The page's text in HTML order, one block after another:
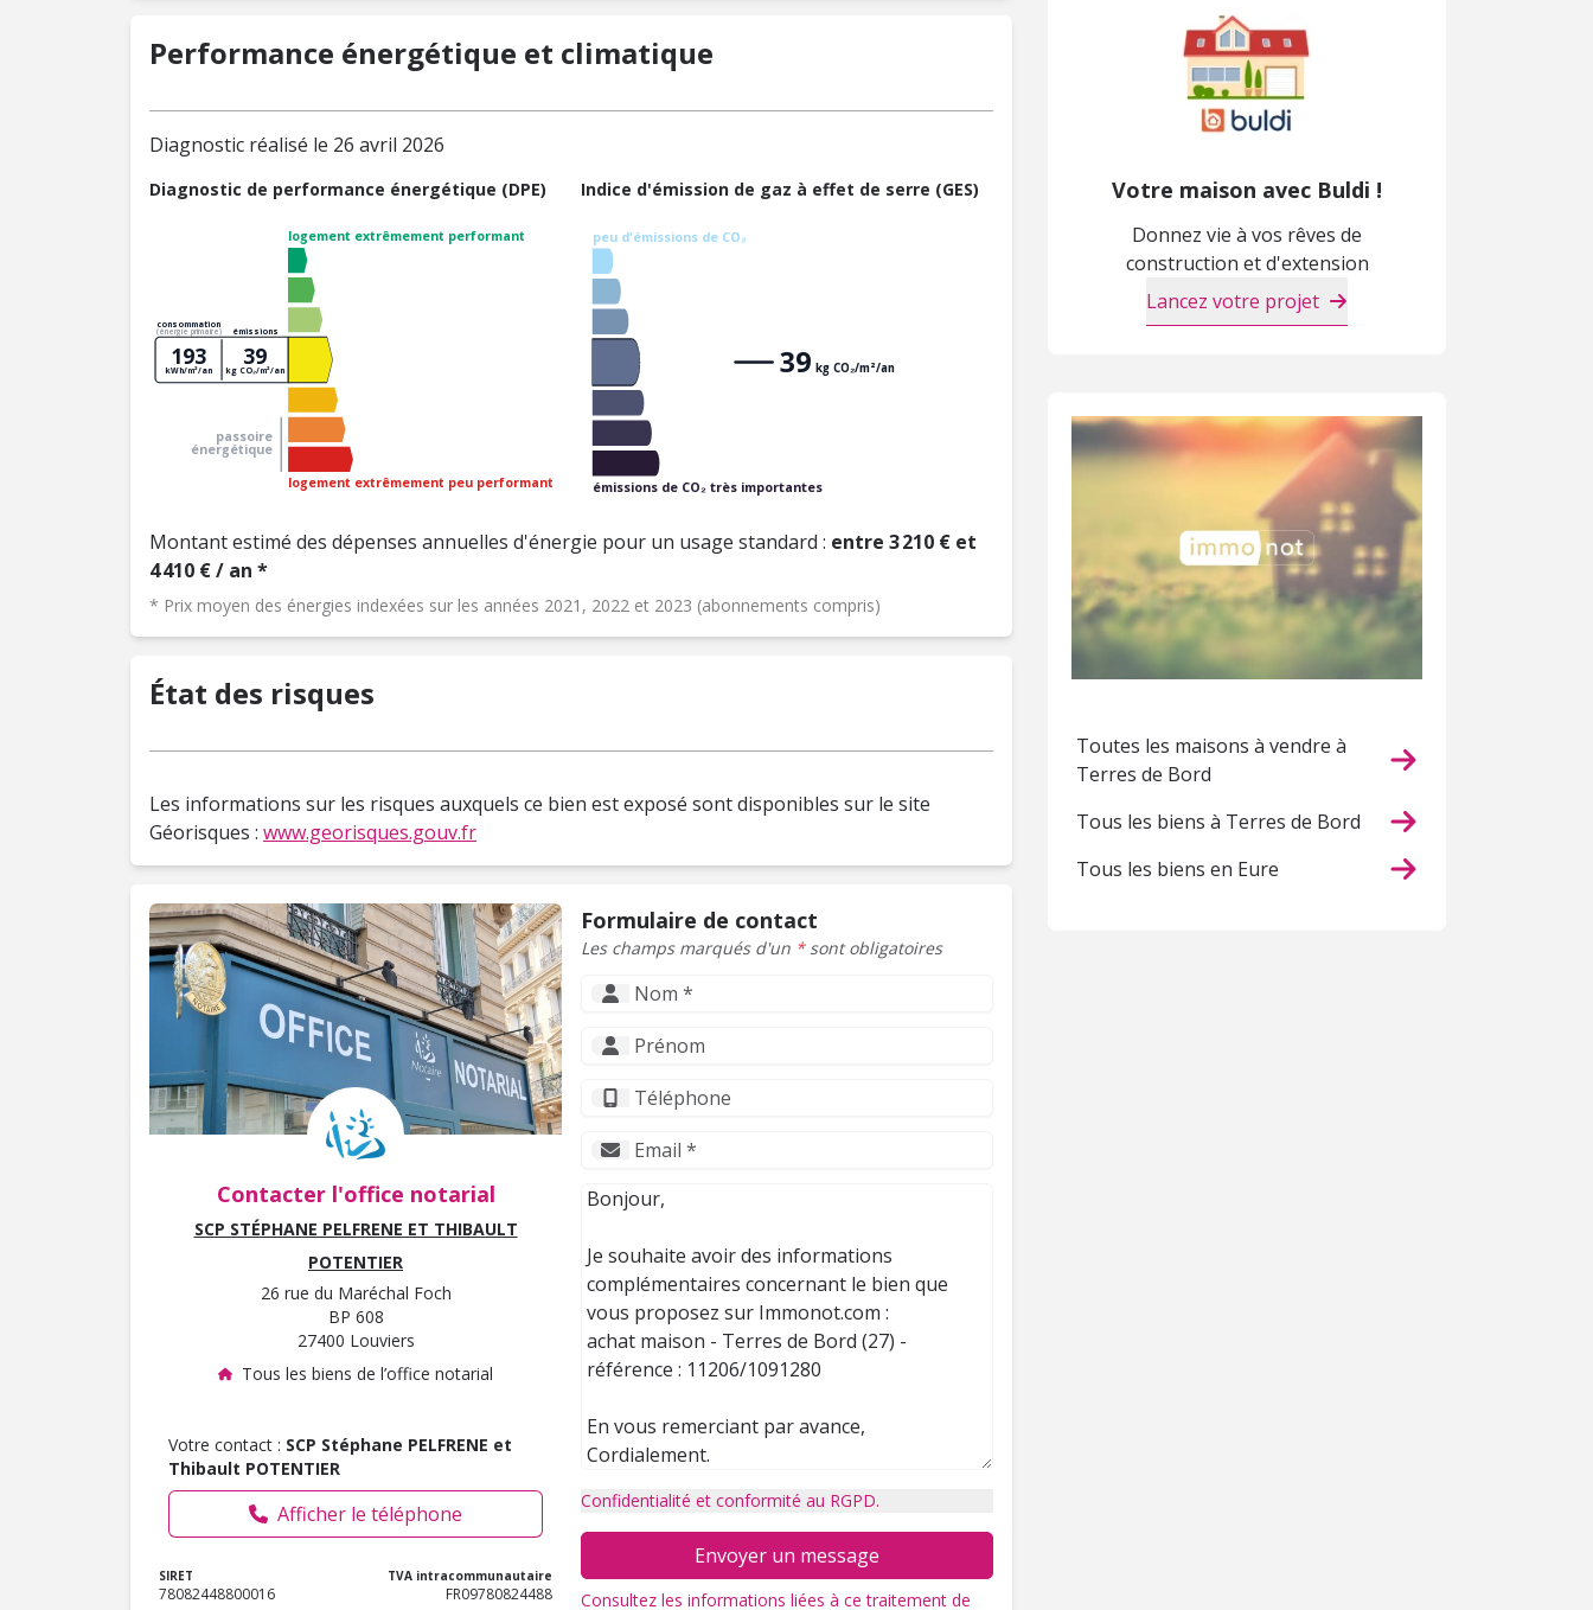
Performance énergétique et climatique
Diagnostic réalisé le 26 avril 2026
Diagnostic de performance énergétique (DPE)
logement extrêmement performant
logement extrêmement peu performant
passoire
énergétique
consommation
(énergie primaire) émissions
193
kWh/m²/an
39
kg CO₂/m²/an
Indice d'émission de gaz à effet de serre (GES)
peu d'émissions de CO₂
émissions de CO₂ très importantes
39 kg CO₂/m²/an
Montant estimé des dépenses annuelles d'énergie pour un usage standard : entre 3 210 € et
4 410 € / an *
* Prix moyen des énergies indexées sur les années 2021, 2022 et 2023 (abonnements compris)
État des risques
Les informations sur les risques auxquels ce bien est exposé sont disponibles sur le site
Géorisques : www.georisques.gouv.fr
Contacter l'office notarial
SCP STÉPHANE PELFRENE ET THIBAULT
POTENTIER
26 rue du Maréchal Foch
BP 608
27400 Louviers
Tous les biens de l’office notarial
Votre contact : SCP Stéphane PELFRENE et
Thibault POTENTIER
Afficher le téléphone
SIRET
78082448800016
TVA intracommunautaire
FR09780824488
Formulaire de contact
Les champs marqués d'un *sont obligatoires
Confidentialité et conformité au RGPD.
Envoyer un message
Consultez les informations liées à ce traitement de
Votre maison avec Buldi !
Donnez vie à vos rêves de
construction et d'extension
Lancez votre projet
Toutes les maisons à vendre à
Terres de Bord
Tous les biens à Terres de Bord
Tous les biens en Eure